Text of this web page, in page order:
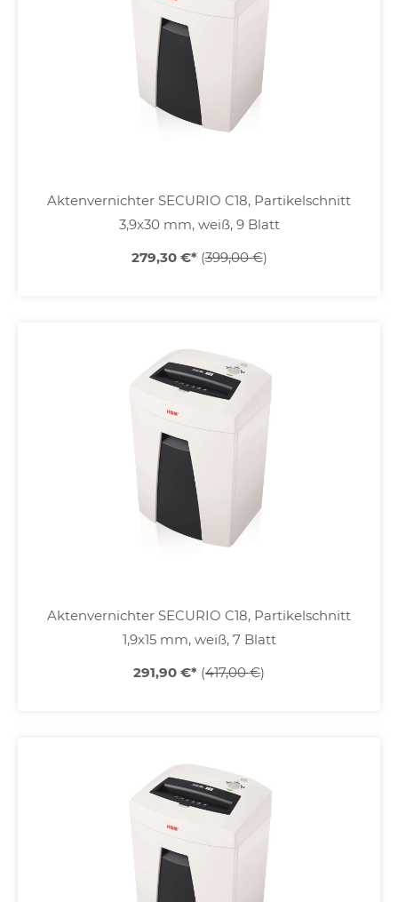
Aktenvernichter SECURIO C18, Partikelschnitt
3,9x30 mm, weiß, 9 Blatt
279,30 €* (399,00 €)
Aktenvernichter SECURIO C18, Partikelschnitt
1,9x15 mm, weiß, 7 Blatt
291,90 €* (417,00 €)